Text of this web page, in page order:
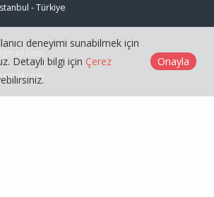
- Türkiye
deneyimi sunabilmek için
Detaylı bilgi için Çerez
Onayla